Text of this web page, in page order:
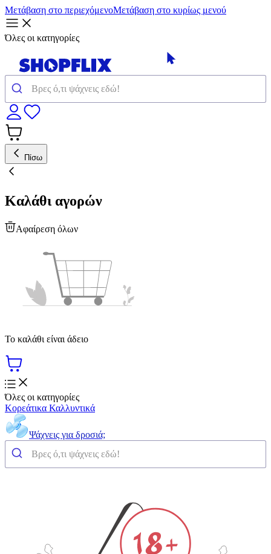
Μετάβαση στο περιεχόμενοΜετάβαση στο κυρίως μενού
Όλες οι κατηγορίες
Πίσω
Καλάθι αγορών
Αφαίρεση όλων
Το καλάθι είναι άδειο
Όλες οι κατηγορίες
Κορεάτικα Καλλυντικά
Ψάχνεις για δροσιά;